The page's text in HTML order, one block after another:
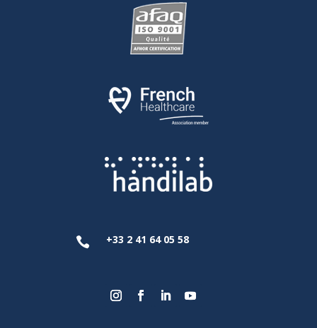
 +33 2 41 64 05 58